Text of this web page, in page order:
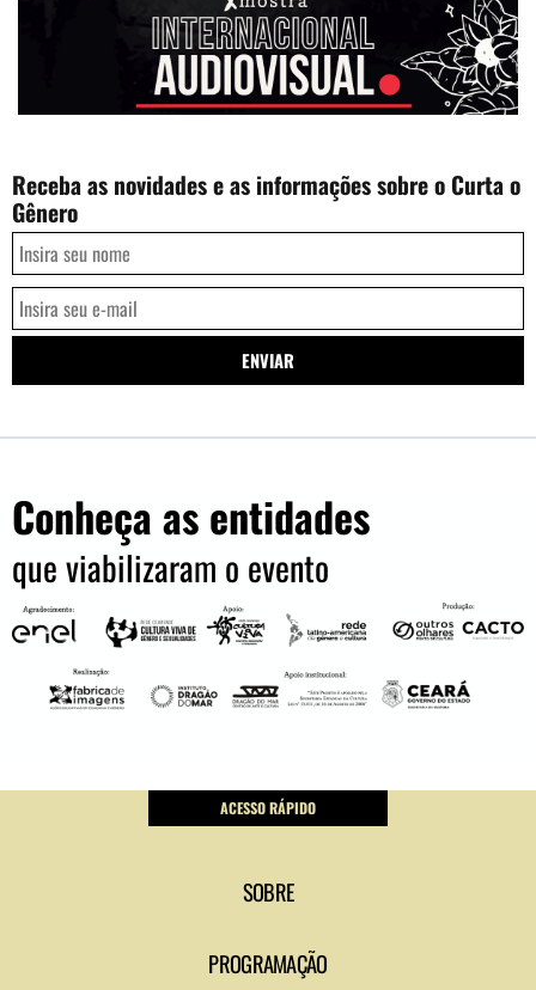
Receba as novidades e as informações sobre o Curta o
Gênero
Conheça as entidades
que viabilizaram o evento
ACESSO RÁPIDO
SOBRE
PROGRAMAÇÃO